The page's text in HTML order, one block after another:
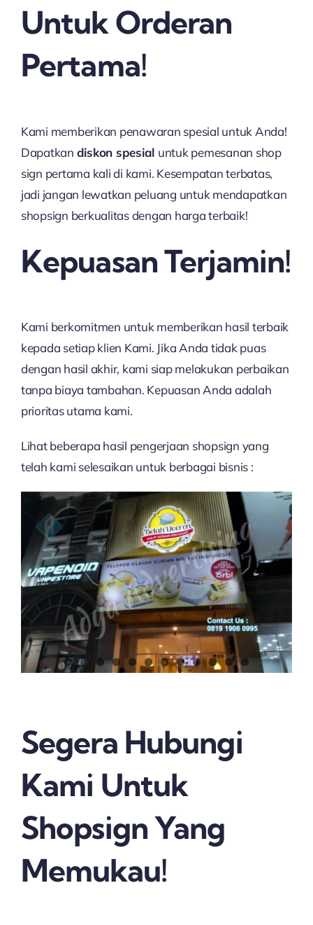
Untuk Orderan
Pertama!
Kami memberikan penawaran spesial untuk Anda!
Dapatkan diskon spesial untuk pemesanan shop
sign pertama kali di kami. Kesempatan terbatas,
jadi jangan lewatkan peluang untuk mendapatkan
shopsign berkualitas dengan harga terbaik!
Kepuasan Terjamin!
Kami berkomitmen untuk memberikan hasil terbaik
kepada setiap klien Kami. Jika Anda tidak puas
dengan hasil akhir, kami siap melakukan perbaikan
tanpa biaya tambahan. Kepuasan Anda adalah
prioritas utama kami.
Lihat beberapa hasil pengerjaan shopsign yang
telah kami selesaikan untuk berbagai bisnis :
Segera Hubungi
Kami Untuk
Shopsign Yang
Memukau!